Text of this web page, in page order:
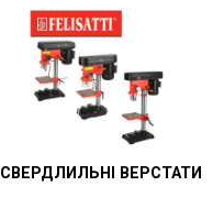
СВЕРДЛИЛЬНІ ВЕРСТАТИ